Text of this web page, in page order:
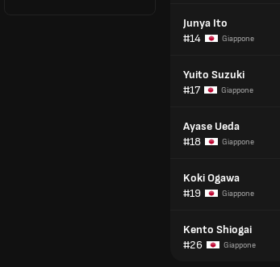
Junya Ito
#14
Giappone
Yuito Suzuki
#17
Giappone
Ayase Ueda
#18
Giappone
Koki Ogawa
#19
Giappone
Kento Shiogai
#26
Giappone